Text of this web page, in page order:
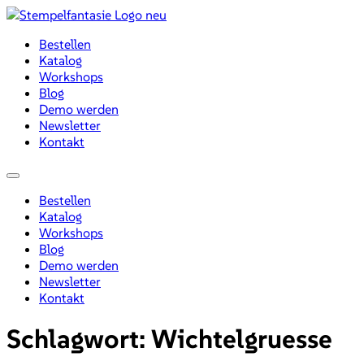
Zum
wechselnBestellen
Katalog
Workshops
Blog
Demo werden
Newsletter
Kontakt
Menü
Bestellen
Katalog
Workshops
Blog
Demo werden
Newsletter
Kontakt
Schlagwort: Wichtelgruesse